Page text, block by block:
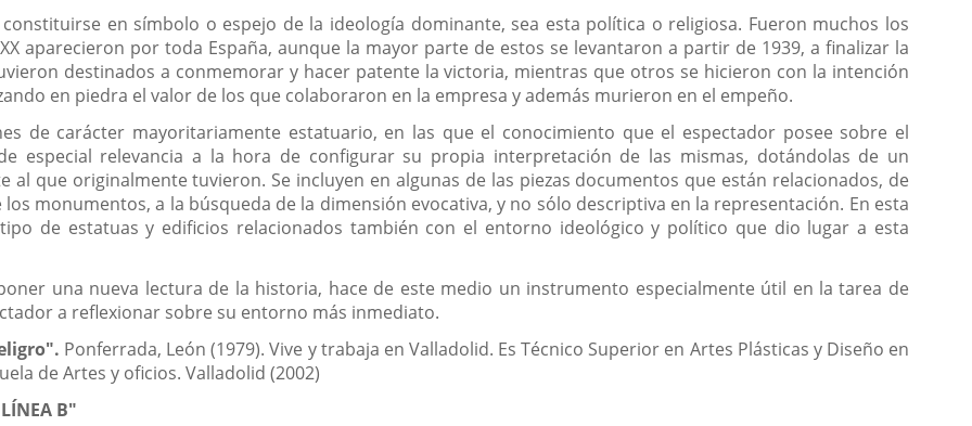
en símbolo o espejo de la ideología dominante, sea esta política o religiosa. Fueron muchos los
aparecieron por toda España, aunque la mayor parte de estos se levantaron a partir de 1939, a finalizar la
destinados a conmemorar y hacer patente la victoria, mientras que otros se hicieron con la intención
en piedra el valor de los que colaboraron en la empresa y además murieron en el empeño.
de carácter mayoritariamente estatuario, en las que el conocimiento que el espectador posee sobre el
especial relevancia a la hora de configurar su propia interpretación de las mismas, dotándolas de un
al que originalmente tuvieron. Se incluyen en algunas de las piezas documentos que están relacionados, de
monumentos, a la búsqueda de la dimensión evocativa, y no sólo descriptiva en la representación. En esta
de estatuas y edificios relacionados también con el entorno ideológico y político que dio lugar a esta
una nueva lectura de la historia, hace de este medio un instrumento especialmente útil en la tarea de
a reflexionar sobre su entorno más inmediato.
Ponferrada, León (1979). Vive y trabaja en Valladolid. Es Técnico Superior en Artes Plásticas y Diseño en
de Artes y oficios. Valladolid (2002)
B"